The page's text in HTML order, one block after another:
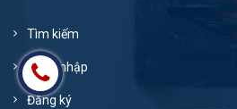
Tìm kiếm
Đăng nhập
Đăng ký